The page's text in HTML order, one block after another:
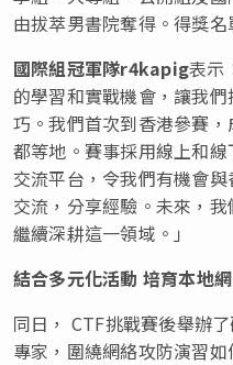
由拔萃男書院奪得。得獎名
國際組冠軍隊r4kapig表示
的學習和實戰機會，讓我
巧。我們首次到香港參賽
都等地。賽事採用線上和
交流平台，令我們有機會
交流，分享經驗。未來，
繼續深耕這一領域。」
結合多元化活動 培育本地
同日， CTF挑戰賽後舉辦
專家，圍繞網絡攻防演習